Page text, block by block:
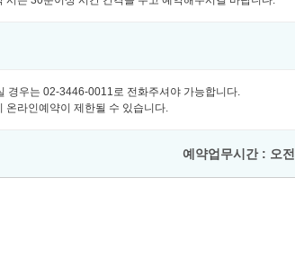
경우는 02-3446-0011로 전화주셔야 가능합니다.
온라인예약이 제한될 수 있습니다.
예약업무시간 : 오